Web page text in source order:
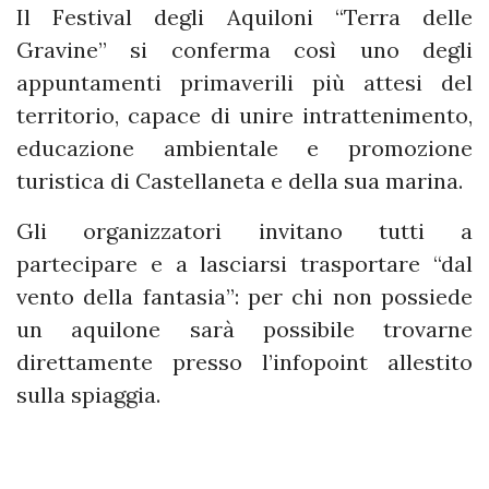
Il Festival degli Aquiloni “Terra delle
Gravine” si conferma così uno degli
appuntamenti primaverili più attesi del
territorio, capace di unire intrattenimento,
educazione ambientale e promozione
turistica di Castellaneta e della sua marina.
Gli organizzatori invitano tutti a
partecipare e a lasciarsi trasportare “dal
vento della fantasia”: per chi non possiede
un aquilone sarà possibile trovarne
direttamente presso l’infopoint allestito
sulla spiaggia.